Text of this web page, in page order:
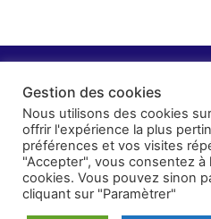
Gestion des cookies
Nous utilisons des cookies
offrir l'expérience la plus
préférences et vos visites
"Accepter", vous consentez à
cookies. Vous pouvez sinon
cliquant sur "Paramètrer"